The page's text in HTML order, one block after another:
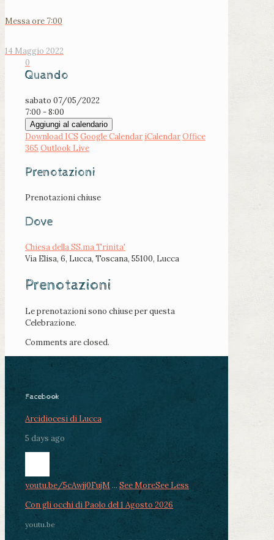
Messa ore 7:00
14 Maggio 2022
0
Quando
sabato 07/05/2022
7:00 - 8:00
Aggiungi al calendario
Download ICS Google Calendar iCalendarOffice
365 Outlook Live
Prenotazioni
Prenotazioni chiuse
Dove
Chiesa della SS.ma Trinita'
Via Elisa, 6, Lucca, Toscana, 55100, Lucca
Prenotazioni
Le prenotazioni sono chiuse per questa
Celebrazione.
Comments are closed.
Facebook
Arcidiocesi di Lucca
5 days ago
youtu.be/5cAwjj0FujM ... See MoreSee Less
Con gli occhi di Paolo del 1 Agosto 2026
youtu.be